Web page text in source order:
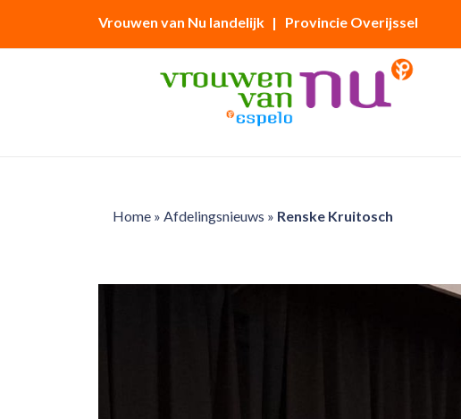
Vrouwen van Nu landelijk | Provincie Overijssel
Home» Afdelingsnieuws » Renske Kruitosch